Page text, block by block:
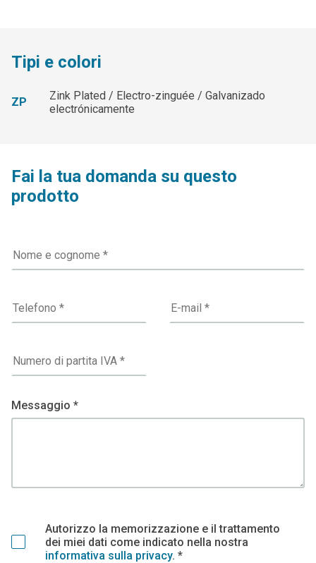
Tipi e colori
ZP
Zink Plated / Electro-zinguée / Galvanizado
electrónicamente
Fai la tua domanda su questo
prodotto
Messaggio *
Autorizzo la memorizzazione e il trattamento
dei miei dati come indicato nella nostra
informativa sulla privacy. *